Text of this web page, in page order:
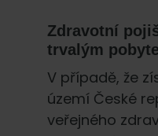
Zdravotní
trvalým
V případě, že
území České
veřejného